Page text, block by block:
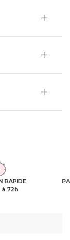
RAPIDE
à 72h